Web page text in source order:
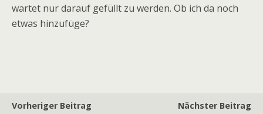
wartet nur darauf gefüllt zu werden. Ob ich da noch
etwas hinzufüge?
Vorheriger Beitrag
Nächster Beitrag